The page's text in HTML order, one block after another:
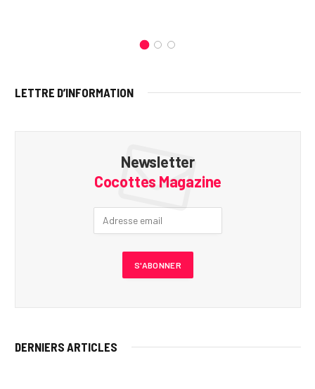
LETTRE D’INFORMATION
Newsletter
Cocottes Magazine
DERNIERS ARTICLES